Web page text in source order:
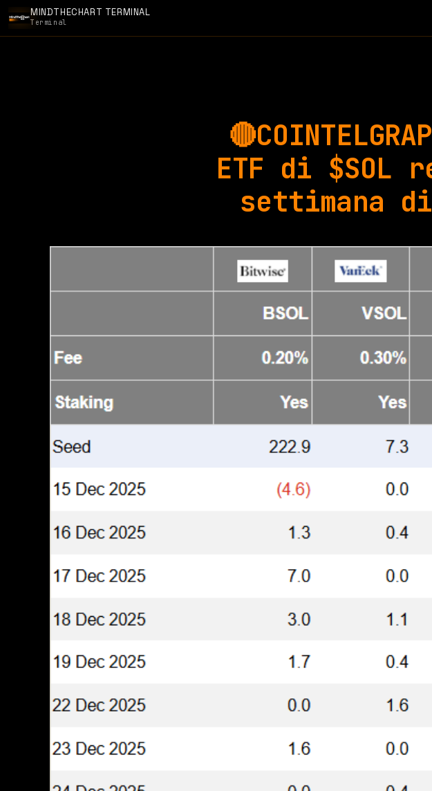
MINDTHECHART TERMINAL
Terminal
ETF di
settimana